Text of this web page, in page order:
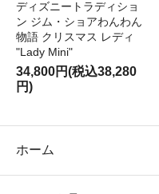
ディズニートラディショ
ン ジム・ショアわんわん
物語 クリスマス レディ
"Lady Mini"
34,800円(税込38,280
円)
ホーム